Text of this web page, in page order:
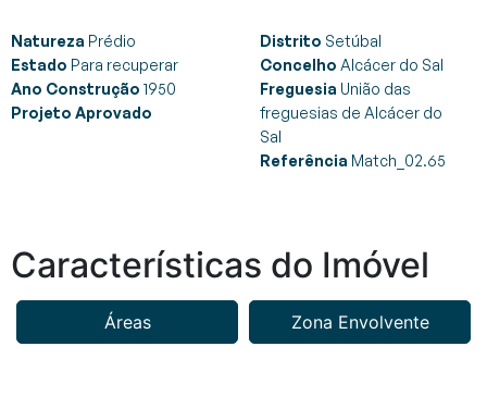
Natureza Prédio
Estado Para recuperar
Ano Construção 1950
Projeto Aprovado
Distrito Setúbal
Concelho Alcácer do Sal
Freguesia União das
freguesias de Alcácer do
Sal
Referência Match_02.65
Características do Imóvel
Áreas Zona Envolvente